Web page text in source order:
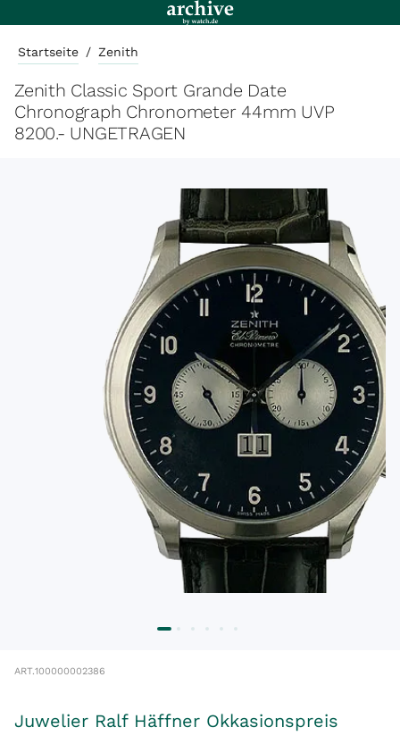
Startseite / Zenith
Zenith Classic Sport Grande Date
Chronograph Chronometer 44mm UVP
8200.- UNGETRAGEN
ART.100000002386
Juwelier Ralf Häffner Okkasionspreis